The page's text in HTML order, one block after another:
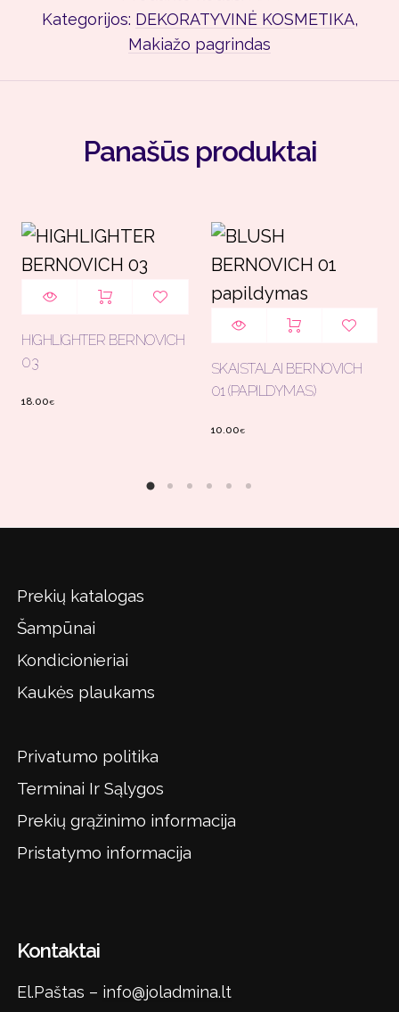
Kategorijos: DEKORATYVINĖ KOSMETIKA,
Makiažo pagrindas
Panašūs produktai
HIGHLIGHTER BERNOVICH
03
18.00€
SKAISTALAI BERNOVICH
01 (PAPILDYMAS)
10.00€
Prekių katalogas
Šampūnai
Kondicionieriai
Kaukės plaukams
Privatumo politika
Terminai Ir Sąlygos
Prekių grąžinimo informacija
Pristatymo informacija
Kontaktai
El.Paštas – info@joladmina.lt